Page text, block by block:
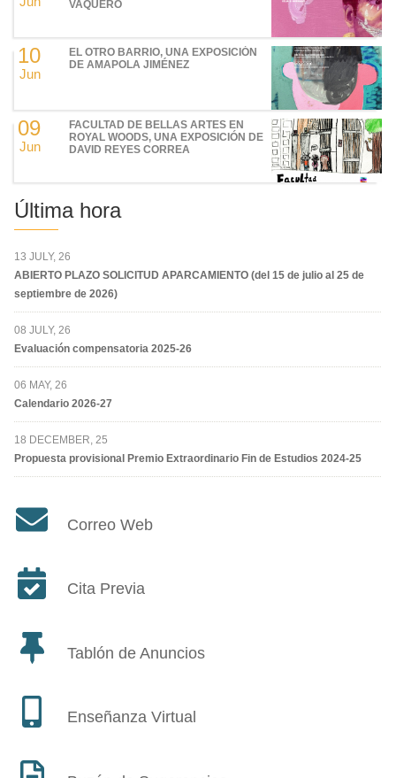
VAQUERO
10
Jun
EL OTRO BARRIO, UNA EXPOSICIÓN
DE AMAPOLA JIMÉNEZ
09
Jun
FACULTAD DE BELLAS ARTES EN
ROYAL WOODS, UNA EXPOSICIÓN DE
DAVID REYES CORREA
Última hora
13 JULY, 26
ABIERTO PLAZO SOLICITUD APARCAMIENTO (del 15 de julio al 25 de
septiembre de 2026)
08 JULY, 26
Evaluación compensatoria 2025-26
06 MAY, 26
Calendario 2026-27
18 DECEMBER, 25
Propuesta provisional Premio Extraordinario Fin de Estudios 2024-25
Correo Web
Cita Previa
Tablón de Anuncios
Enseñanza Virtual